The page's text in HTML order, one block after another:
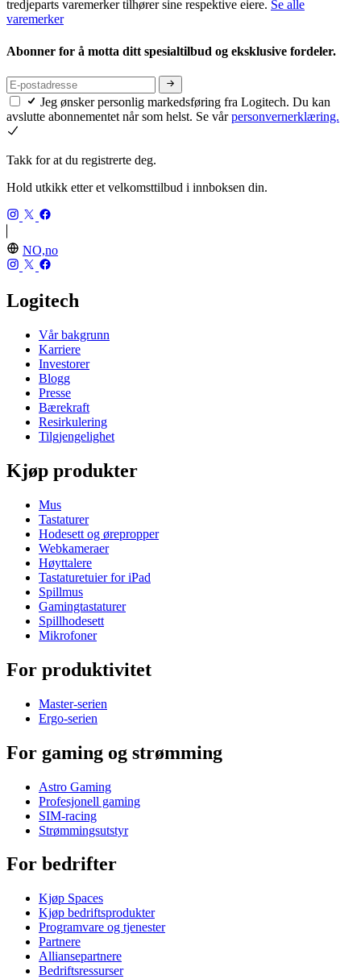
tredjeparts varemerker tilhører sine respektive eiere. Se alle
varemerker
Abonner for å motta ditt spesialtilbud og eksklusive fordeler.
Jeg ønsker personlig markedsføring fra Logitech. Du kan
avslutte abonnementet når som helst. Se vårpersonvernerklæring.
Takk for at du registrerte deg.
Hold utkikk etter et velkomsttilbud i innboksen din.
NO,no
Logitech
Vår bakgrunn
Karriere
Investorer
Blogg
Presse
Bærekraft
Resirkulering
Tilgjengelighet
Kjøp produkter
Mus
Tastaturer
Hodesett og ørepropper
Webkameraer
Høyttalere
Tastaturetuier for iPad
Spillmus
Gamingtastaturer
Spillhodesett
Mikrofoner
For produktivitet
Master-serien
Ergo-serien
For gaming og strømming
Astro Gaming
Profesjonell gaming
SIM-racing
Strømmingsutstyr
For bedrifter
Kjøp Spaces
Kjøp bedriftsprodukter
Programvare og tjenester
Partnere
Alliansepartnere
Bedriftsressurser